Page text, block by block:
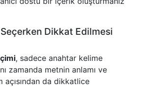
Dikkat Edilmesi
, sadece anahtar kelime
zamanda metnin anlamı ve
açısından da dikkatlice